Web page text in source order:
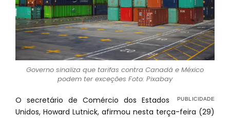
Governo sinaliza que tarifas contra Canadá e México
podem ter exceções Foto: Pixabay
O secretário de Comércio dos Estados
Unidos, Howard Lutnick, afirmou nesta terça-feira (29)